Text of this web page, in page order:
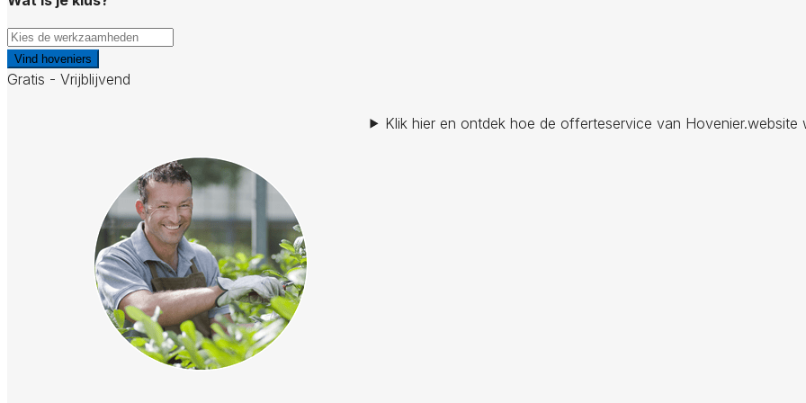
Vind hoveniers
Gratis - Vrijblijvend
Klik hier en ontdek hoe de offerteservice van Hovenier.website